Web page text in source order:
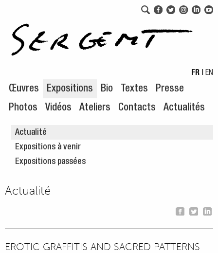
FR | EN
Œuvres Expositions Bio Textes
Presse
Photos
Vidéos Ateliers Contacts Actualités
Actualité
Expositions à venir
Expositions passées
Actualité
EROTIC GRAFFITIS AND SACRED PATTERNS